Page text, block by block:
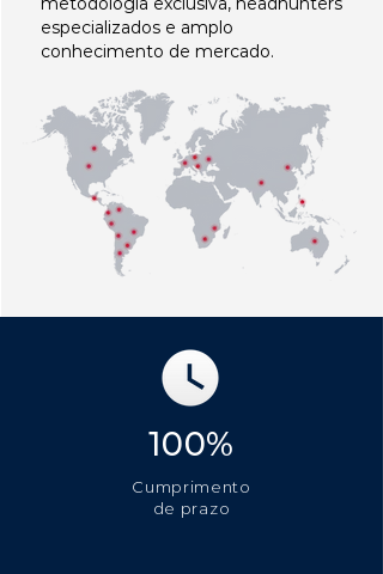
especializados e amplo
conhecimento de mercado.
100%
Cumprimento
de prazo